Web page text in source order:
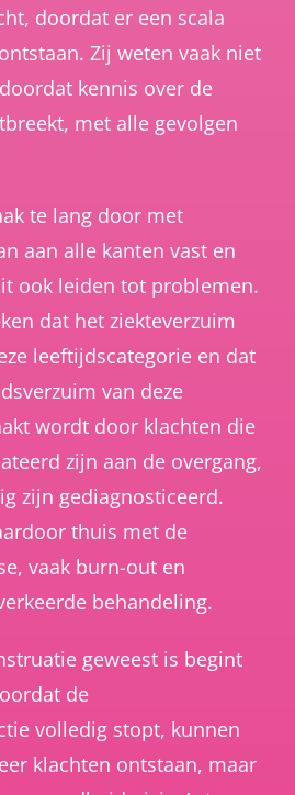
doordat er een scala
Zij weten vaak niet
kennis over de
met alle gevolgen
te lang door met
aan alle kanten vast en
ook leiden tot problemen.
dat het ziekteverzuim
leeftijdscategorie en dat
van deze
wordt door klachten die
zijn aan de overgang,
zijn gediagnosticeerd.
thuis met de
vaak burn-out en
behandeling.
geweest is begint
de
volledig stopt, kunnen
klachten ontstaan, maar